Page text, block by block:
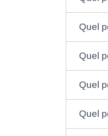
Quel
Quel
Quel
Quel